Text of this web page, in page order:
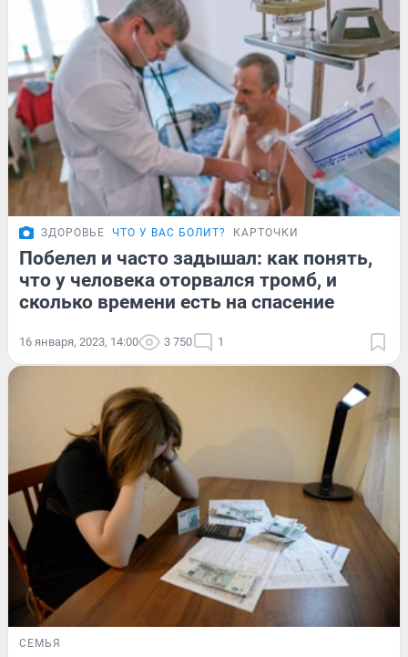
ЗДОРОВЬЕ ЧТО У ВАС БОЛИТ? КАРТОЧКИ
Побелел и часто задышал: как понять,
что у человека оторвался тромб, и
сколько времени есть на спасение
16 января, 2023, 14:00 3 750 1
СЕМЬЯ